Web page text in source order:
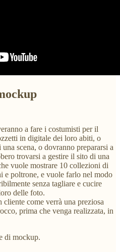
a fare i costumisti per il
in digitale dei loro abiti, o
scena, o dovranno prepararsi a
trovarsi a gestire il sito di una
vuole mostrare 10 collezioni di
e poltrone, e vuole farlo nel modo
senza tagliare e cucire
delle foto.
come verrà una preziosa
prima che venga realizzata, in
di mockup.